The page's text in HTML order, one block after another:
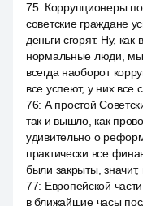
75: Коррупционеры
советские граждане
деньги сгорят. Ну,
нормальные люди, мы
всегда наоборот
все успеют, у них все
76: А простой
так и вышло, как
удивительно о
практически все
были закрыты, значит,
77: Европейской
в ближайшие часы